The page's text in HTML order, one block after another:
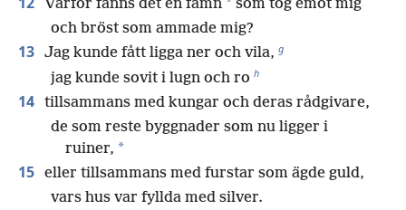
Varför fanns det en famn * som tog emot mig
och bröst som ammade mig?
13 Jag kunde fått ligga ner och vila, g
jag kunde sovit i lugn och ro h
14 tillsammans med kungar och deras rådgivare,
de som reste byggnader som nu ligger i
ruiner, *
15 eller tillsammans med furstar som ägde guld,
vars hus var fyllda med silver.